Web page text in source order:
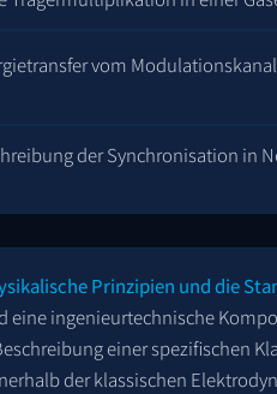
vom
der Synchronisation in
Prinzipien und die
eine ingenieurtechnische
einer spezifischen
der klassischen